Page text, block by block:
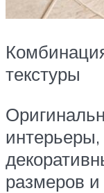
текстуры
интерьеры,
размеров